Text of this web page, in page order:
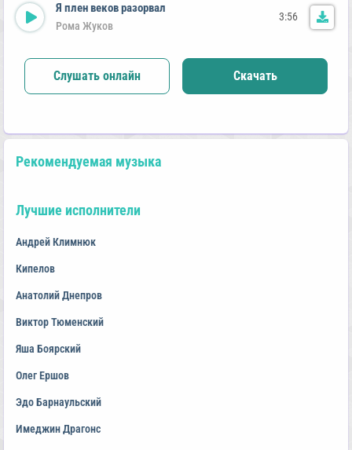
Я плен веков разорвал
Рома Жуков
3:56
Слушать онлайн Скачать
Рекомендуемая музыка
Лучшие исполнители
Андрей Климнюк
Кипелов
Анатолий Днепров
Виктор Тюменский
Яша Боярский
Олег Ершов
Эдо Барнаульский
Имеджин Драгонс